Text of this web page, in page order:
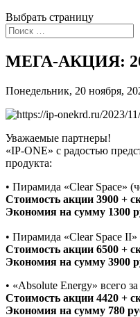
Выбрать страницу
МЕГА-АКЦИЯ:
Понедельник, 20 ноября,
Уважаемые партнеры!
«IP-ONE» с радостью
продукта:
• Пирамида «Clear Space»
Стоимость акции 3900 +
Экономия на сумму 1300
• Пирамида «Clear Space II»
Стоимость акции 6500 +
Экономия на сумму 3900
• «Absolute Energy» всего
Стоимость акции 4420 +
Экономия на сумму 780